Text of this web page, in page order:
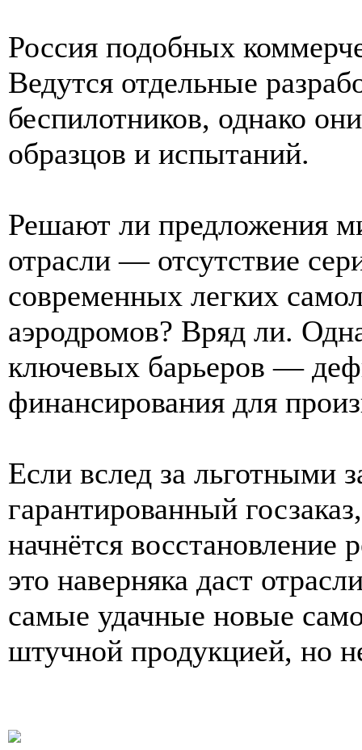
Россия подобных
Ведутся отдельные
беспилотников, однако
образцов и испытаний.
Решают ли предложения
отрасли — отсутствие
современных легких
аэродромов? Вряд ли.
ключевых барьеров —
финансирования для
Если вслед за льготными
гарантированный
начнётся восстановление
это наверняка даст
самые удачные новые
штучной продукцией, но